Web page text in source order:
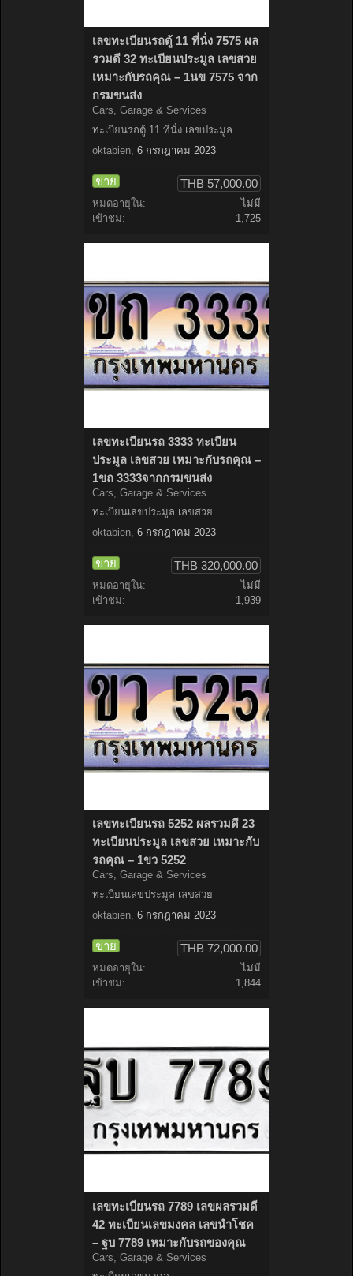
เลขทะเบียนรถตู้ 11 ที่นั่ง 7575 ผล
รวมดี 32 ทะเบียนประมูล เลขสวย
เหมาะกับรถคุณ – 1นข 7575 จาก
กรมขนส่ง
Cars, Garage & Services
ทะเบียนรถตู้ 11 ที่นั่ง เลขประมูล
oktabien 6 กรกฎาคม 2023
ขาย THB 57,000.00
หมดอายุใน:
ไม่มี
เข้าชม:
1,725
เลขทะเบียนรถ 3333 ทะเบียน
ประมูล เลขสวย เหมาะกับรถคุณ –
1ขถ 3333จากกรมขนส่ง
Cars, Garage & Services
ทะเบียนเลขประมูล เลขสวย
oktabien, 6 กรกฎาคม 2023
ขาย THB 320,000.00
หมดอายุใน:
ไม่มี
เข้าชม:
1,939
เลขทะเบียนรถ 5252 ผลรวมดี 23
ทะเบียนประมูล เลขสวย เหมาะกับ
รถคุณ – 1ขว 5252
Cars, Garage & Services
ทะเบียนเลขประมูล เลขสวย
oktabien 6 กรกฎาคม 2023
ขาย THB 72,000.00
หมดอายุใน:
ไม่มี
เข้าชม:
1,844
เลขทะเบียนรถ 7789 เลขผลรวมดี
42 ทะเบียนเลขมงคล เลขนำโชค
– ฐบ 7789 เหมาะกับรถของคุณ
Cars, Garage & Services